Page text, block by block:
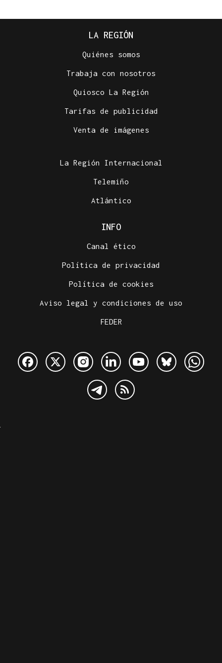
LA REGIÓN
Quiénes somos
Trabaja con nosotros
Quiosco La Región
Tarifas de publicidad
Venta de imágenes
La Región Internacional
Telemiño
Atlántico
INFO
Canal ético
Política de privacidad
Política de cookies
Aviso legal y condiciones de uso
FEDER